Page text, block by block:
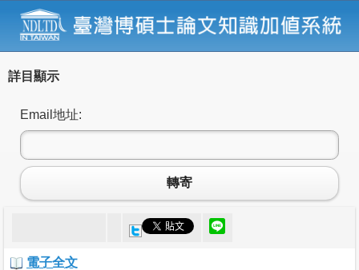
詳目顯示
Email地址:
轉寄
電子全文